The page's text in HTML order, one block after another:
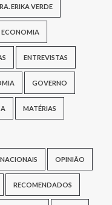
ERIKA VERDE
ECONOMIA
ENTREVISTAS
GOVERNO
MATÉRIAS
OPINIÃO
RECOMENDADOS